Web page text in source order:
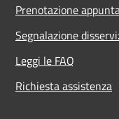
Prenotazione
Segnalazione
Leggi le FAQ
Richiesta assistenza